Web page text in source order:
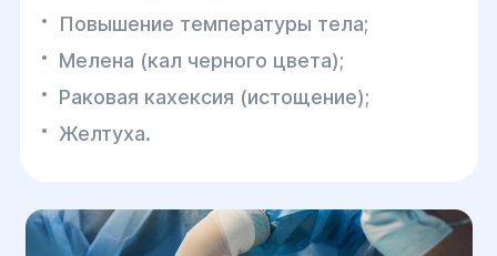
Повышение температуры тела;
Мелена (кал черного цвета);
Раковая кахексия (истощение);
Желтуха.